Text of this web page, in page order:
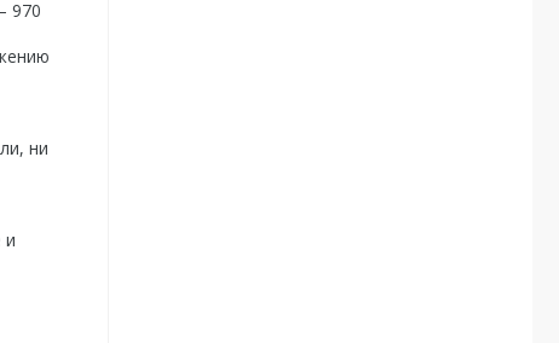
970
ни
и